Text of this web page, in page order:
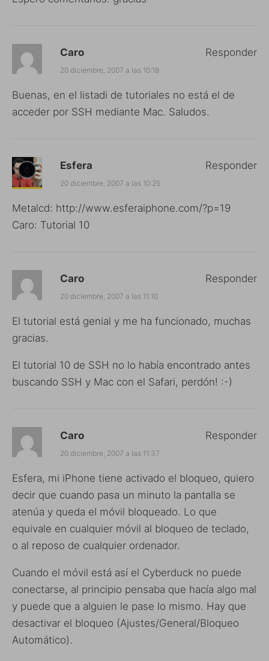
Caro
20 diciembre, 2007 a las 10:18
Buenas, en el listadi de tutoriales no está el de
acceder por SSH mediante Mac. Saludos.
Responder
Esfera
20 diciembre, 2007 a las 10:25
Metalcd: http://www.esferaiphone.com/?p=19
Caro: Tutorial 10
Responder
Caro
20 diciembre, 2007 a las 11:10
El tutorial está genial y me ha funcionado, muchas
gracias.
El tutorial 10 de SSH no lo había encontrado antes
buscando SSH y Mac con el Safari, perdón! :-)
Responder
Caro
20 diciembre, 2007 a las 11:37
Esfera, mi iPhone tiene activado el bloqueo, quiero
decir que cuando pasa un minuto la pantalla se
atenúa y queda el móvil bloqueado. Lo que
equivale en cualquier móvil al bloqueo de teclado,
o al reposo de cualquier ordenador.
Cuando el móvil está así el Cyberduck no puede
conectarse, al principio pensaba que hacía algo mal
y puede que a alguien le pase lo mismo. Hay que
desactivar el bloqueo (Ajustes/General/Bloqueo
Automático).
Responder